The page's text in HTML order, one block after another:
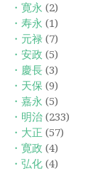
・寛永 (2)
・寿永 (1)
・元禄 (7)
・安政 (5)
・慶長 (3)
・天保 (9)
・嘉永 (5)
・明治 (233)
・大正 (57)
・寛政 (4)
・弘化 (4)